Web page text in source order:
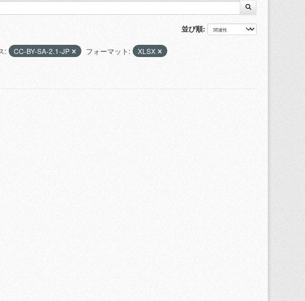
並び順
: CC-BY-SA-2.1-JP フォーマット:
XLSX